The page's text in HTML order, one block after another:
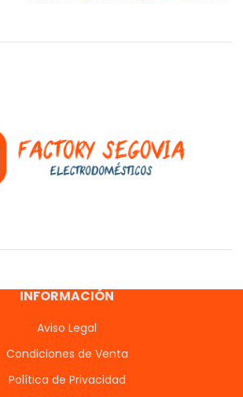
INFORMACIÓN
Aviso Legal
Condiciones de Venta
Política de Privacidad